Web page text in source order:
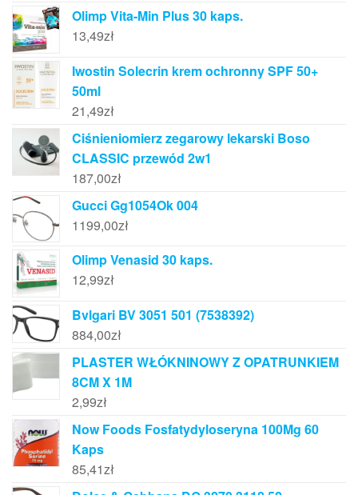
Olimp Vita-Min Plus 30 kaps.
13,49zł
Iwostin Solecrin krem ochronny SPF 50+
50ml
21,49zł
Ciśnieniomierz zegarowy lekarski Boso
CLASSIC przewód 2w1
187,00zł
Gucci Gg1054Ok 004
1199,00zł
Olimp Venasid 30 kaps.
12,99zł
Bvlgari BV 3051 501 (7538392)
884,00zł
PLASTER WŁÓKNINOWY Z OPATRUNKIEM
8CM X 1M
2,99zł
Now Foods Fosfatydyloseryna 100Mg 60
Kaps
85,41zł